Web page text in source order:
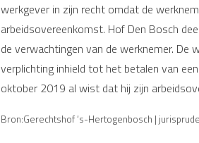
werkgever in zijn recht omdat de
arbeidsovereenkomst. Hof Den Bosch
de verwachtingen van de werknemer. De
verplichting inhield tot het betalen van
oktober 2019 al wist dat hij zijn
Bron:Gerechtshof ‘s-Hertogenbosch |